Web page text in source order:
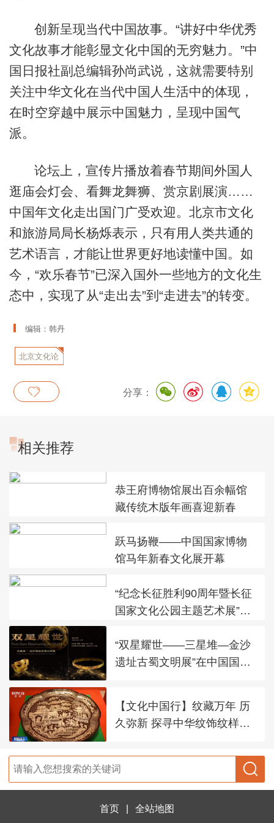
创新呈现当代中国故事。“讲好中华优秀
文化故事才能彰显文化中国的无穷魅力。”中
国日报社副总编辑孙尚武说，这就需要特别
关注中华文化在当代中国人生活中的体现，
在时空穿越中展示中国魅力，呈现中国气
派。
论坛上，宣传片播放着春节期间外国人
逛庙会灯会、看舞龙舞狮、赏京剧展演……
中国年文化走出国门广受欢迎。北京市文化
和旅游局局长杨烁表示，只有用人类共通的
艺术语言，才能让世界更好地读懂中国。如
今，“欢乐春节”已深入国外一些地方的文化生
态中，实现了从“走出去”到“走进去”的转变。
编辑：韩丹
北京文化论
分享：
相关推荐
恭王府博物馆展出百余幅馆
藏传统木版年画喜迎新春
跃马扬鞭——中国国家博物
馆马年新春文化展开幕
“纪念长征胜利90周年暨长征
国家文化公园主题艺术展”在
“双星耀世——三星堆—金沙
遗址古蜀文明展”在中国国家
【文化中国行】纹藏万年 历
久弥新 探寻中华纹饰纹样之
首页 全站地图